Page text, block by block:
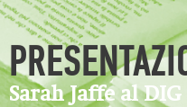
Sarah Jaffe al